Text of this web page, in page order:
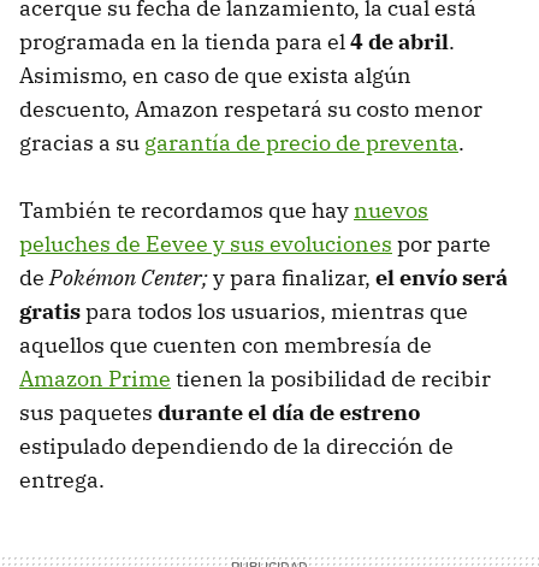
acerque su fecha de lanzamiento, la cual está
programada en la tienda para el4 de abril.
Asimismo, en caso de que exista algún
descuento, Amazon respetará su costo menor
gracias a su garantía de precio de preventa.
También te recordamos que haynuevos
peluches de Eevee y sus evoluciones por parte
dePokémon Center;y para finalizar, el envío será
gratispara todos los usuarios, mientras que
aquellos que cuenten con membresía de
Amazon Prime tienen la posibilidad de recibir
sus paquetes durante el día de estreno
estipulado dependiendo de la dirección de
entrega.